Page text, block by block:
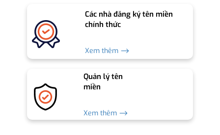
Các nhà đăng ký tên miền
chính thức
Xem thêm ⟶
Quản lý tên
miền
Xem thêm ⟶